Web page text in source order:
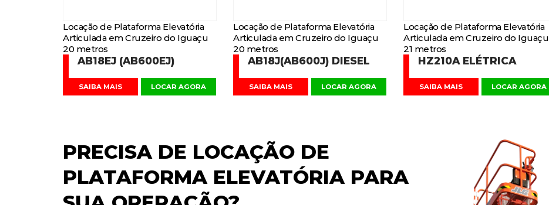
Locação de Plataforma Elevatória
Articulada em Cruzeiro do Iguaçu
20 metros
AB18EJ (AB600EJ)
SAIBA MAIS LOCAR AGORA
Locação de Plataforma Elevatória
Articulada em Cruzeiro do Iguaçu
20 metros
AB18J(AB600J) DIESEL
SAIBA MAIS LOCAR AGORA
Locação de Plataforma Elevatória
Articulada em Cruzeiro do Iguaçu
21 metros
HZ210A ELÉTRICA
SAIBA MAIS LOCAR AGORA
PRECISA DE LOCAÇÃO DE
PLATAFORMA ELEVATÓRIA PARA